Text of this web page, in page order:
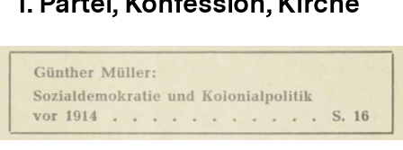
Fußnote
In
Lightbox
öffnen